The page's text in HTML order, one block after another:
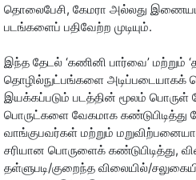
தொலைபேசி, கேமரா அல்லது இணையம்
படங்களைப் பதிவேற்ற முடியும்.
இந்த தேடல் ‘கணினி பார்வை’ மற்றும்
தொழில்நுட்பங்களை
இயக்கப்படும் படத்தின் மூலம்
பொருட்களை வேகமாக கண்டுபிடித்து
வாங்குபவர்கள் மற்றும்
சரியான பொருளைக் கண்டுபிடித்து,
தள்ளுபடி/குறைந்த விலையில்/